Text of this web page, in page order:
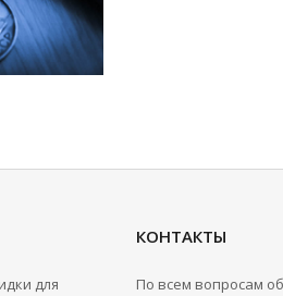
для
КОНТАКТЫ
По всем вопросам